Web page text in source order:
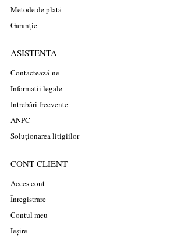
Metode de plată
Garanție
ASISTENTA
Contactează-ne
Informatii legale
Întrebări frecvente
ANPC
Soluționarea litigiilor
CONT CLIENT
Acces cont
Înregistrare
Contul meu
Ieșire